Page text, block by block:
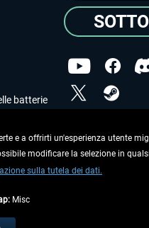
batterie
dei dati.
Copyright © Aerosoft
descritto.
e a offrirti un'esperienza utente
modificare la selezione in
sulla tutela dei dati.
Misc